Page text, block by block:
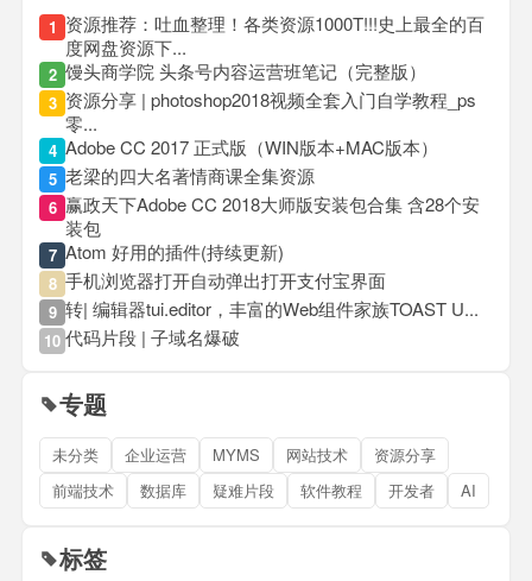
1 资源推荐：吐血整理！各类资源1000T!!!史上最全的百
度网盘资源下...
2 馒头商学院 头条号内容运营班笔记（完整版）
3 资源分享 | photoshop2018视频全套入门自学教程_ps
零...
4 Adobe CC 2017 正式版（WIN版本+MAC版本）
5 老梁的四大名著情商课全集资源
6 赢政天下Adobe CC 2018大师版安装包合集 含28个安
装包
7 Atom 好用的插件(持续更新)
8 手机浏览器打开自动弹出打开支付宝界面
9 转| 编辑器tui.editor，丰富的Web组件家族TOAST U...
10 代码片段 | 子域名爆破
专题
未分类 企业运营 MYMS 网站技术
资源分享
前端技术
数据库 疑难片段 软件教程 开发者 AI
标签